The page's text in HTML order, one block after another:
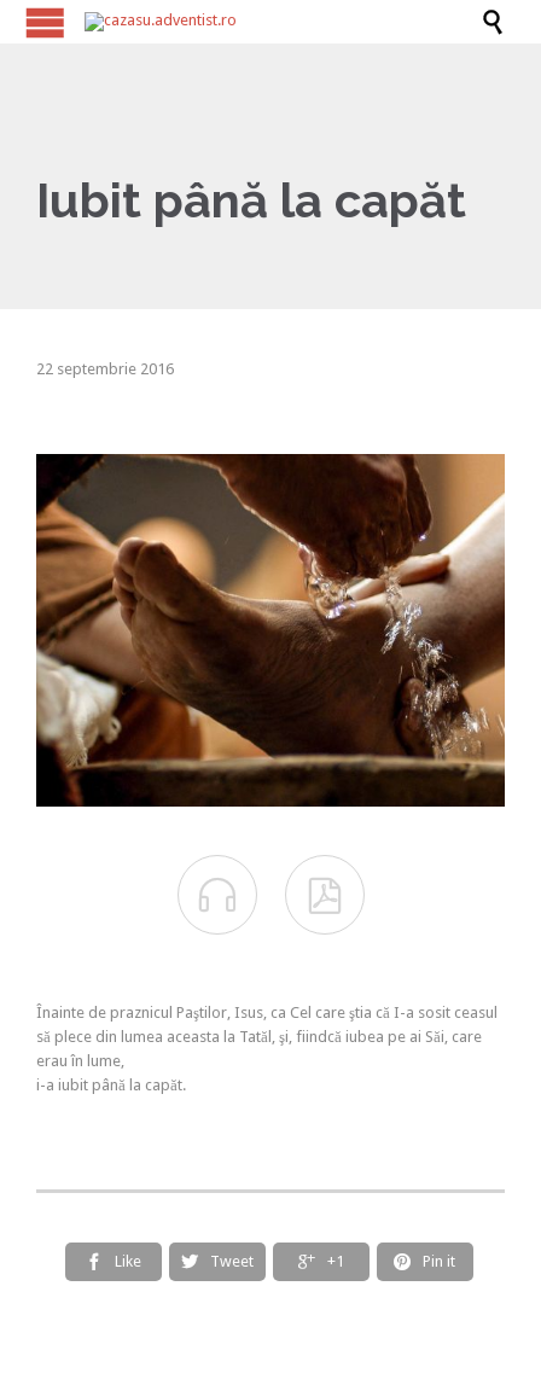

Iubit până la capăt
22 septembrie 2016
 
Înainte de praznicul Paştilor, Isus, ca Cel care ştia că I-a sosit ceasul
să plece din lumea aceasta la Tatăl, şi, fiindcă iubea pe ai Săi, care
erau în lume,
i-a iubit până la capăt.
 Like  Tweet  +1  Pin it